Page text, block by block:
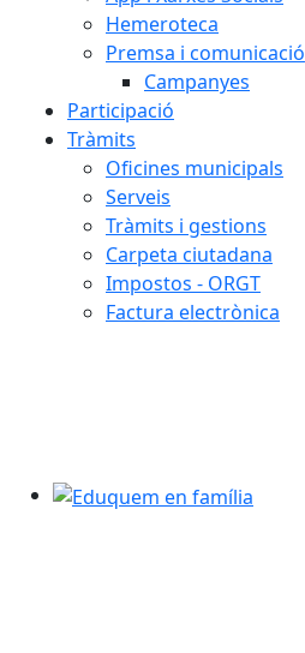
Hemeroteca
Premsa i comunicació
Campanyes
Participació
Tràmits
Oficines municipals
Serveis
Tràmits i gestions
Carpeta ciutadana
Impostos - ORGT
Factura electrònica
Eduquem en família